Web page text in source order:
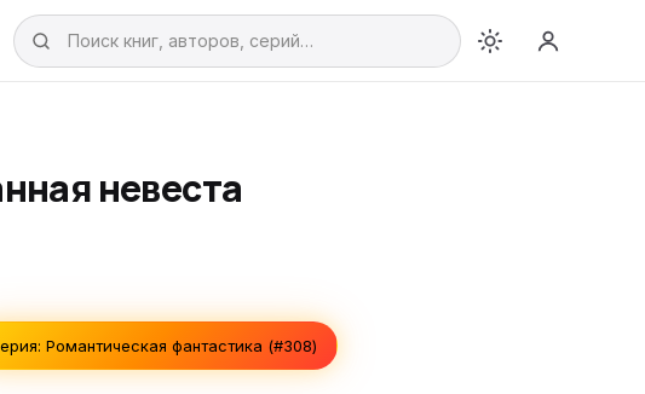
невеста
Романтическая фантастика (#308)